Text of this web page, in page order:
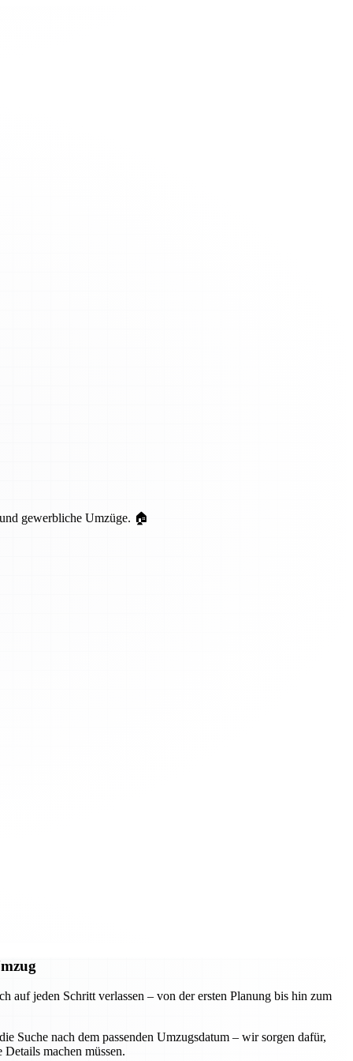
gewerbliche Umzüge. 🏠
jeden Schritt verlassen – von der ersten Planung bis hin zum
Suche nach dem passenden Umzugsdatum – wir sorgen dafür,
machen müssen.